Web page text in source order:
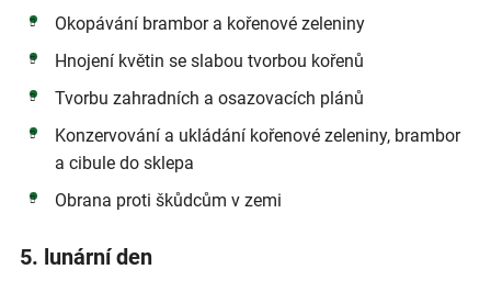
Okopávání brambor a kořenové zeleniny
Hnojení květin se slabou tvorbou kořenů
Tvorbu zahradních a osazovacích plánů
Konzervování a ukládání kořenové zeleniny, brambor
a cibule do sklepa
Obrana proti škůdcům v zemi
5. lunární den